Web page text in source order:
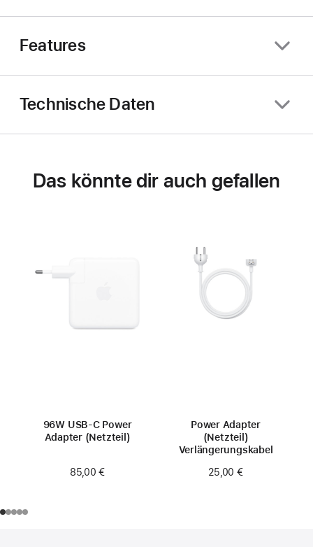
Features
Technische Daten
Das könnte dir auch gefallen
96W USB‑C Power
Adapter (Netzteil)
85,00 €
Power Adapter
(Netzteil)
Verlängerungskabel
25,00 €